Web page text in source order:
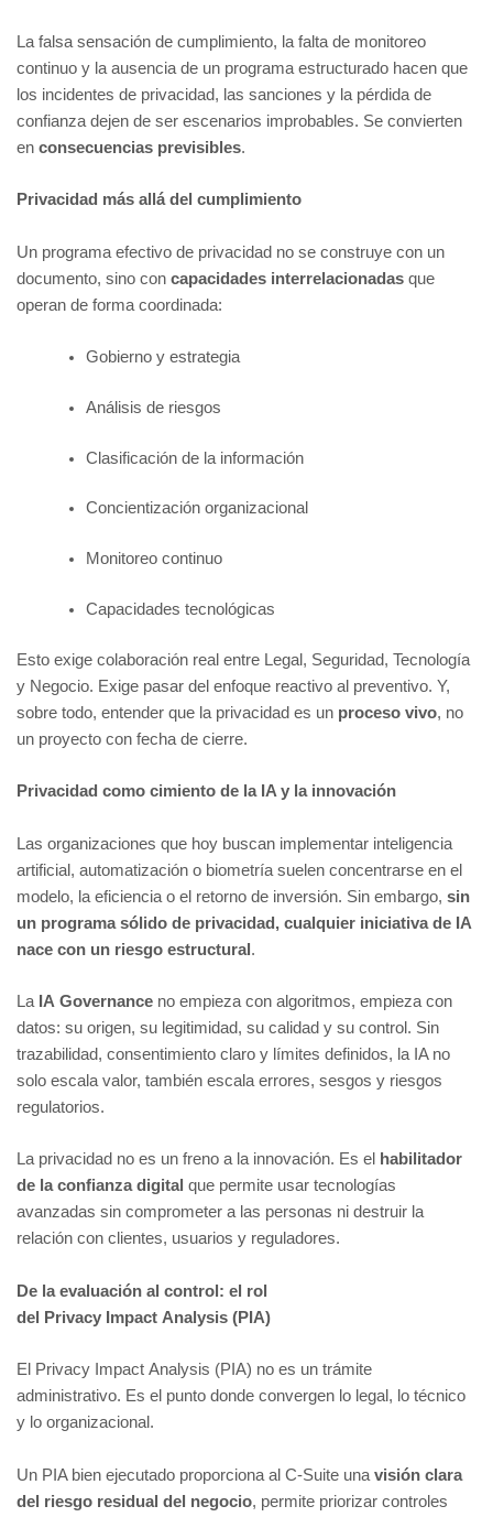
La falsa sensación de cumplimiento, la falta de monitoreo
continuo y la ausencia de un programa estructurado hacen que
los incidentes de privacidad, las sanciones y la pérdida de
confianza dejen de ser escenarios improbables. Se convierten
en consecuencias previsibles.
Privacidad más allá del cumplimiento
Un programa efectivo de privacidad no se construye con un
documento, sino con capacidades interrelacionadasque
operan de forma coordinada:
Gobierno y estrategia
Análisis de riesgos
Clasificación de la información
Concientización organizacional
Monitoreo continuo
Capacidades tecnológicas
Esto exige colaboración real entre Legal, Seguridad, Tecnología
y Negocio. Exige pasar del enfoque reactivo al preventivo. Y,
sobre todo, entender que la privacidad es un proceso vivo, no
un proyecto con fecha de cierre.
Privacidad como cimiento de la IA y la innovación
Las organizaciones que hoy buscan implementar inteligencia
artificial, automatización o biometría suelen concentrarse en el
modelo, la eficiencia o el retorno de inversión. Sin embargo, sin
un programa sólido de privacidad, cualquier iniciativa de IA
nace con un riesgo estructural .
La IA Governanceno empieza con algoritmos, empieza con
datos: su origen, su legitimidad, su calidad y su control. Sin
trazabilidad, consentimiento claro y límites definidos, la IA no
solo escala valor, también escala errores, sesgos y riesgos
regulatorios.
La privacidad no es un freno a la innovación. Es el
habilitador
de la confianza digital que permite usar tecnologías
avanzadas sin comprometer a las personas ni destruir la
relación con clientes, usuarios y reguladores.
De la evaluación al control: el rol
del Privacy Impact Analysis (PIA)
El Privacy Impact Analysis (PIA) no es un trámite
administrativo. Es el punto donde convergen lo legal, lo técnico
y lo organizacional.
Un PIA bien ejecutado proporciona al C-Suite una visión clara
del riesgo residual del negocio, permite priorizar controles